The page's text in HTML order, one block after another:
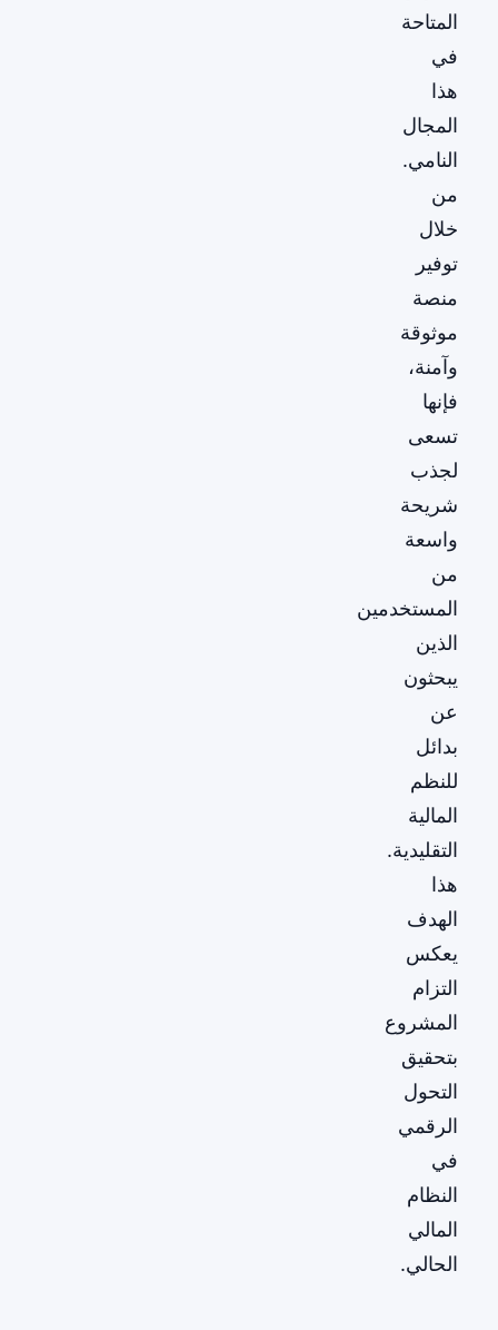
المتاحة
في
هذا
المجال
النامي.
من
خلال
توفير
منصة
موثوقة
وآمنة،
فإنها
تسعى
لجذب
شريحة
واسعة
من
المستخدمين
الذين
يبحثون
عن
بدائل
للنظم
المالية
التقليدية.
هذا
الهدف
يعكس
التزام
المشروع
بتحقيق
التحول
الرقمي
في
النظام
المالي
الحالي.